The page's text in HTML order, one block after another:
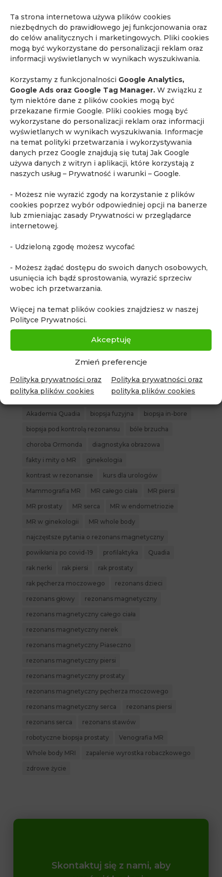
Ta strona internetowa używa plików cookies
niezbędnych do prawidłowego jej funkcjonowania oraz
do celów analitycznych i marketingowych. Pliki cookies
mogą być wykorzystane do personalizacji reklam oraz
informacji wyświetlanych w wynikach wyszukiwania.
Korzystamy z funkcjonalności Google Analytics,
Google Ads oraz Google Tag Manager. W związku z
tym niektóre dane z plików cookies mogą być
przekazane firmie Google. Pliki cookies mogą być
wykorzystane do personalizacji reklam oraz informacji
wyświetlanych w wynikach wyszukiwania. Informacje
na temat polityki przetwarzania i wykorzystywania
danych przez Google znajdują się tutaj Jak Google
używa danych z witryn i aplikacji, które korzystają z
naszych usług – Prywatność i warunki – Google.
- Możesz nie wyrazić zgody na korzystanie z plików
cookies poprzez wybór odpowiedniej opcji na banerze
lub zmieniając zasady Prywatności w przeglądarce
internetowej.
- Udzieloną zgodę możesz wycofać
- Możesz żądać dostępu do swoich danych osobowych,
usunięcia ich bądź sprostowania, wyrazić sprzeciw
wobec ich przetwarzania.
Więcej na temat plików cookies znajdziesz w naszej
Polityce Prywatności.
Akceptuję
Zmień preferencje
Polityka prywatności oraz
polityka plików cookies
Polityka prywatności oraz
polityka plików cookies
magnes/
[2] mrisafety.com
Jeżeli potrzebujesz badania rezonansu
magnetycznego
skontaktuj się z nami
zadzwoń pod jeden z poniższych numerów:
526 66 66, 510 095 889, 505 122 580.
Najnowsze artykuły
Przypadek 25. Badanie WB-MRI wykazało
zmianę w kącie mostowo-móżdżkowym podczas
oceny zaawansowania raka gruczołu krokowego
ujawniło podejrzane zmiany w prostacie i jądrze
u bezobjawowego pacjenta
wykrycie podejrzanej zmiany jelita grubego w
badaniu WB-MRI
71. edycja kursu „Podstawy rezonansu
magnetycznego i mpMRI gruczołu krokowego
Tagi
Akademia Quadia biopsja fuzyjna biopsja in-bore
biopsja pod kontrolą rezonansu bóle brzucha
choroba Ormonda diagnostyka obrazowa
fakty i mity o MR ginekologia
kontrast w rezonansie kurs dla urologów
Mammografia MR MR całego ciała MR piersi
MR prostaty MR serca MR w endometriozie
MR w ginekologii MR whole body
najczęstsze pytania o rezonans magnetyczny
powikłania po covid-19 profilaktyka Quadia
rak nerki rak piersi rak prostaty
rak pęcherza moczowego rezonans dzieci
rezonans głowy rezonans magnetyczny
rezonans magnetyczny całego ciała
rezonans magnetyczny nerek
rezonans magnetyczny Piaseczno
rezonans magnetyczny piersi
rezonans magnetyczny prostaty
rezonans magnetyczny pęcherza moczowego
rezonans magnetyczny serca rezonans piersi
rezonans serca rezonans stawów
robotyczne biopsja prostaty Venografia MR
Whole body MRI zapalenie wyrostka robaczkowego
zdrowe życie
Skontaktuj się z nami, aby